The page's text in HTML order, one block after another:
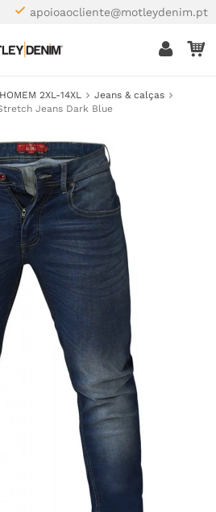
apoioaocliente@motleydenim.pt
2XL-14XL
Jeans & calças
Jeans Dark Blue